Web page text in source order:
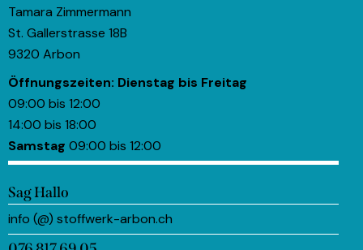
Tamara Zimmermann
St. Gallerstrasse 18B
9320 Arbon
Öffnungszeiten: Dienstag bis Freitag
09:00 bis 12:00
14:00 bis 18:00
Samstag 09:00 bis 12:00
Sag Hallo
info (@) stoffwerk-arbon.ch